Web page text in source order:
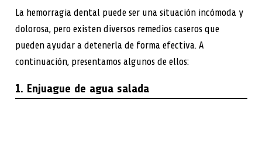
La hemorragia dental puede ser una situación incómoda y
dolorosa, pero existen diversos remedios caseros que
pueden ayudar a detenerla de forma efectiva. A
continuación, presentamos algunos de ellos:
1. Enjuague de agua salada